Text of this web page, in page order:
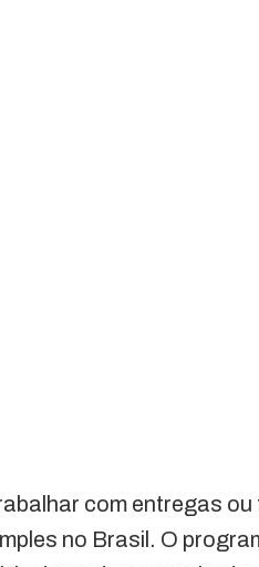
com entregas
no Brasil. O